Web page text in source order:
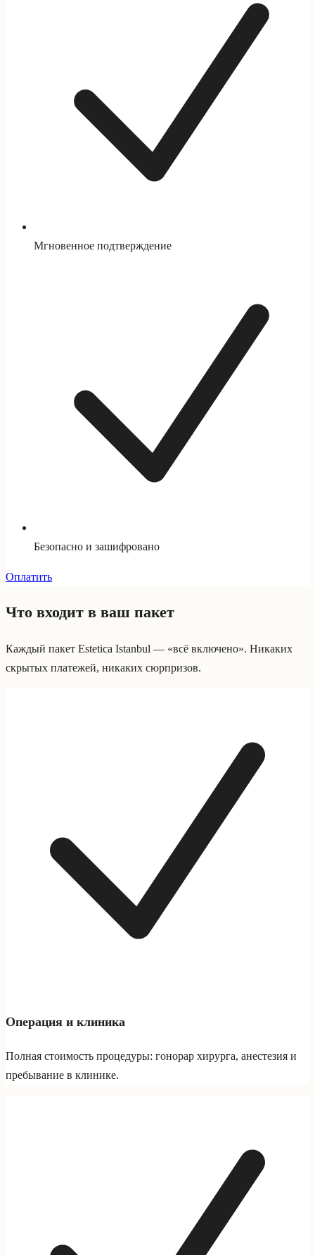
Мгновенное подтверждение
Безопасно и зашифровано
Оплатить
Что входит в ваш пакет
Каждый пакет Estetica Istanbul — «всё включено». Никаких
скрытых платежей, никаких сюрпризов.
Операция и клиника
Полная стоимость процедуры: гонорар хирурга, анестезия и
пребывание в клинике.